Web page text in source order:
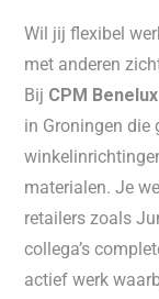
Wil jij flexibel
met anderen
Bij CPM Benelux
in Groningen die
materialen. Je
retailers zoals
collega’s
actief werk